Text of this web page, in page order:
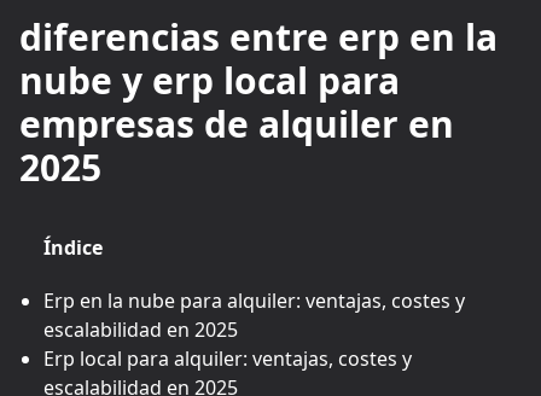
diferencias entre erp en la
nube y erp local para
empresas de alquiler en
2025
Índice
Erp en la nube para alquiler: ventajas, costes y
escalabilidad en 2025
Erp local para alquiler: ventajas, costes y
escalabilidad en 2025